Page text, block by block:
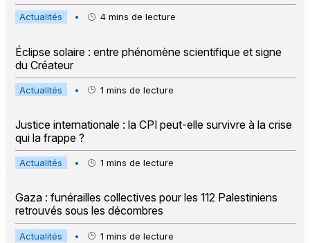
Actualités • 4 mins de lecture
Éclipse solaire : entre phénomène scientifique et signe
du Créateur
Actualités • 1 mins de lecture
Justice internationale : la CPI peut-elle survivre à la crise
qui la frappe ?
Actualités • 1 mins de lecture
Gaza : funérailles collectives pour les 112 Palestiniens
retrouvés sous les décombres
Actualités • 1 mins de lecture